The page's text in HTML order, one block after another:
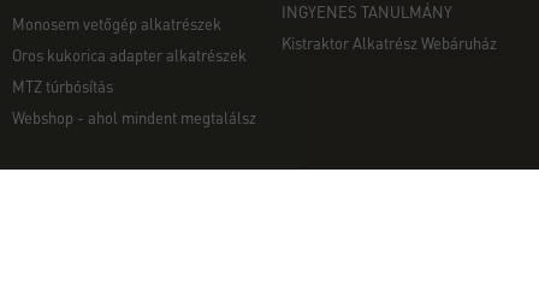
Monosem vetőgép alkatrészek
Oros kukorica adapter alkatrészek
MTZ túrbósítás
Webshop - ahol mindent megtalálsz
INGYENES TANULMÁNY
Kistraktor Alkatrész Webáruház